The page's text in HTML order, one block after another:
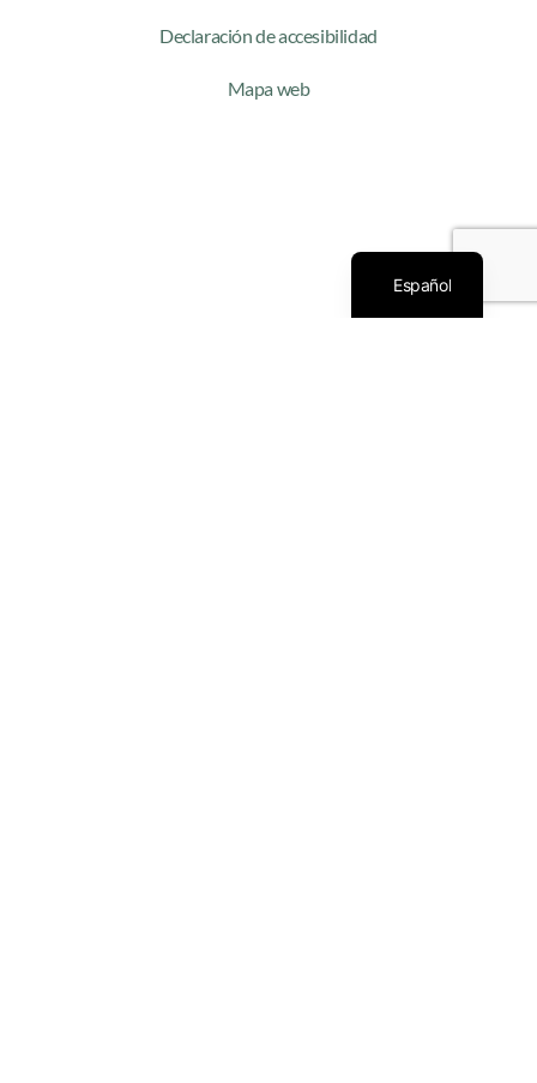
Declaración de accesibilidad
Mapa web
Español